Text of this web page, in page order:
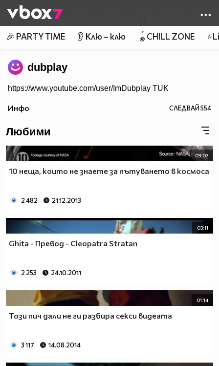
👾
🎉 PARTY TIME 👂 Клю – клю 🪀CHILL ZONE
dubplay
https://www.youtube.com/user/ImDubplay TUK
Инфо СЛЕДВАЙ554
Любими
03:07
10 неща, които не знаете за пътуването в космоса
2 482 21.12.2013
03:11
Ghita - Превод - Cleopatra Stratan
2 253 24.10.2011
01:14
Този пич дали не ги разбира секси видеата
3 117 14.08.2014